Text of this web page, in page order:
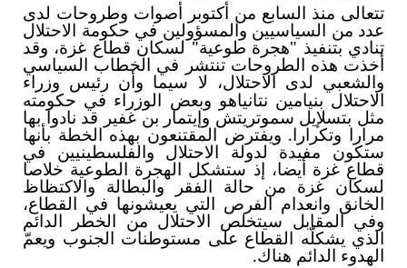
تتعالى منذ السابع من أكتوبر أصوات وطروحات لدى
عدد من السياسيين والمسؤولين في حكومة الاحتلال
تنادي بتنفيذ "هجرة طوعية" لسكان قطاع غزة، وقد
أخذت هذه الطروحات تنتشر في الخطاب السياسي
والشعبي لدى الاحتلال، لا سيما وأن رئيس وزراء
الاحتلال بنيامين نتانياهو وبعض الوزراء في حكومته
مثل بتسلإيل سموتريتش وإيتمار بن غفير قد نادوا بها
مرارا وتكرارا. ويفترض المقتنعون بهذه الخطة بأنها
ستكون مفيدة لدولة الاحتلال والفلسطينيين في
قطاع غزة أيضا، إذ ستشكل الهجرة الطوعية خلاصا
لسكان غزة من حالة الفقر والبطالة والاكتظاظ
الخانق وانعدام الفرص التي يعيشونها في القطاع،
وفي المقابل سيتخلص الاحتلال من الخطر الدائم
الذي يشكلّه القطاع على مستوطنات الجنوب ويعمّ
الهدوء الدائم هناك.